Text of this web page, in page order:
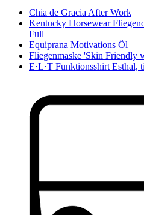
Chia de Gracia After Work
Kentucky Horsewear
Full
Equiprana Motivations Öl
Fliegenmaske 'Skin Friendly
E·L·T Funktionsshirt Esthal,